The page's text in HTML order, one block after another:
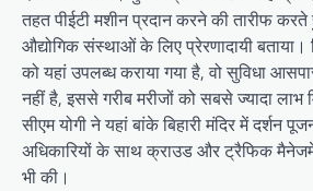
तहत पीईटी मशीन प्रदान करने की तारीफ करते
औद्योगिक संस्थाओं के लिए प्रेरणादायी
को यहां उपलब्ध कराया गया है, वो सुविधा
नहीं है, इससे गरीब मरीजों को सबसे ज्यादा लाभ
सीएम योगी ने यहां बांके बिहारी मंदिर में दर्शन
अधिकारियों के साथ क्राउड और ट्रैफिक
भी की।